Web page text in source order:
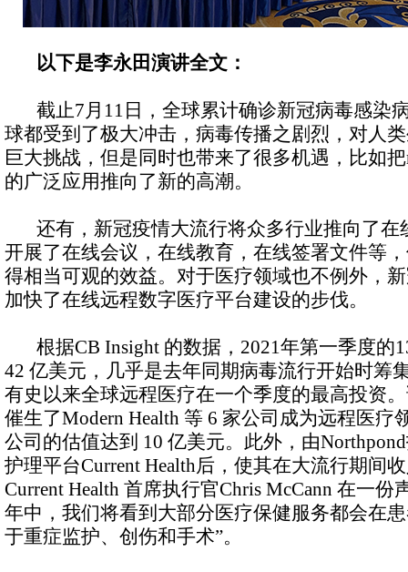
以下是李永田演讲全文：
截止7月11日，全球累计确诊新冠病毒感染
球都受到了极大冲击，病毒传播之剧烈，对人
巨大挑战，但是同时也带来了很多机遇，比如
的广泛应用推向了新的高潮。
还有，新冠疫情大流行将众多行业推向了在
开展了在线会议，在线教育，在线签署文件等
得相当可观的效益。对于医疗领域也不例外，
加快了在线远程数字医疗平台建设的步伐。
根据CB Insight 的数据，2021年第一季度的
42 亿美元，几乎是去年同期病毒流行开始时筹
有史以来全球远程医疗在一个季度的最高投资
催生了Modern Health 等 6 家公司成为远程医疗
公司的估值达到 10 亿美元。此外，由
护理平台Current Health后，使其在大流行期间
Current Health 首席执行官Chris McCann 在一
年中，我们将看到大部分医疗保健服务都会在
于重症监护、创伤和手术”。